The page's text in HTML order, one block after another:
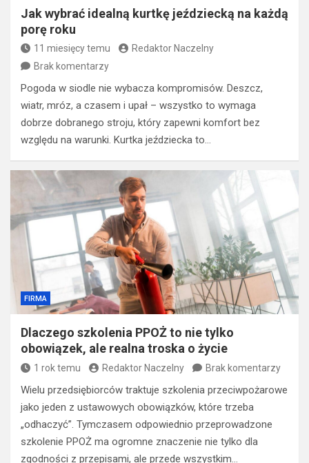
Jak wybrać idealną kurtkę jeździecką na każdą
porę roku
11 miesięcy temu
Redaktor Naczelny
Brak komentarzy
Pogoda w siodle nie wybacza kompromisów. Deszcz,
wiatr, mróz, a czasem i upał – wszystko to wymaga
dobrze dobranego stroju, który zapewni komfort bez
względu na warunki. Kurtka jeździecka to…
FIRMA
Dlaczego szkolenia PPOŻ to nie tylko
obowiązek, ale realna troska o życie
1 rok temu Redaktor Naczelny Brak komentarzy
Wielu przedsiębiorców traktuje szkolenia przeciwpożarowe
jako jeden z ustawowych obowiązków, które trzeba
„odhaczyć”. Tymczasem odpowiednio przeprowadzone
szkolenie PPOŻ ma ogromne znaczenie nie tylko dla
zgodności z przepisami, ale przede wszystkim…